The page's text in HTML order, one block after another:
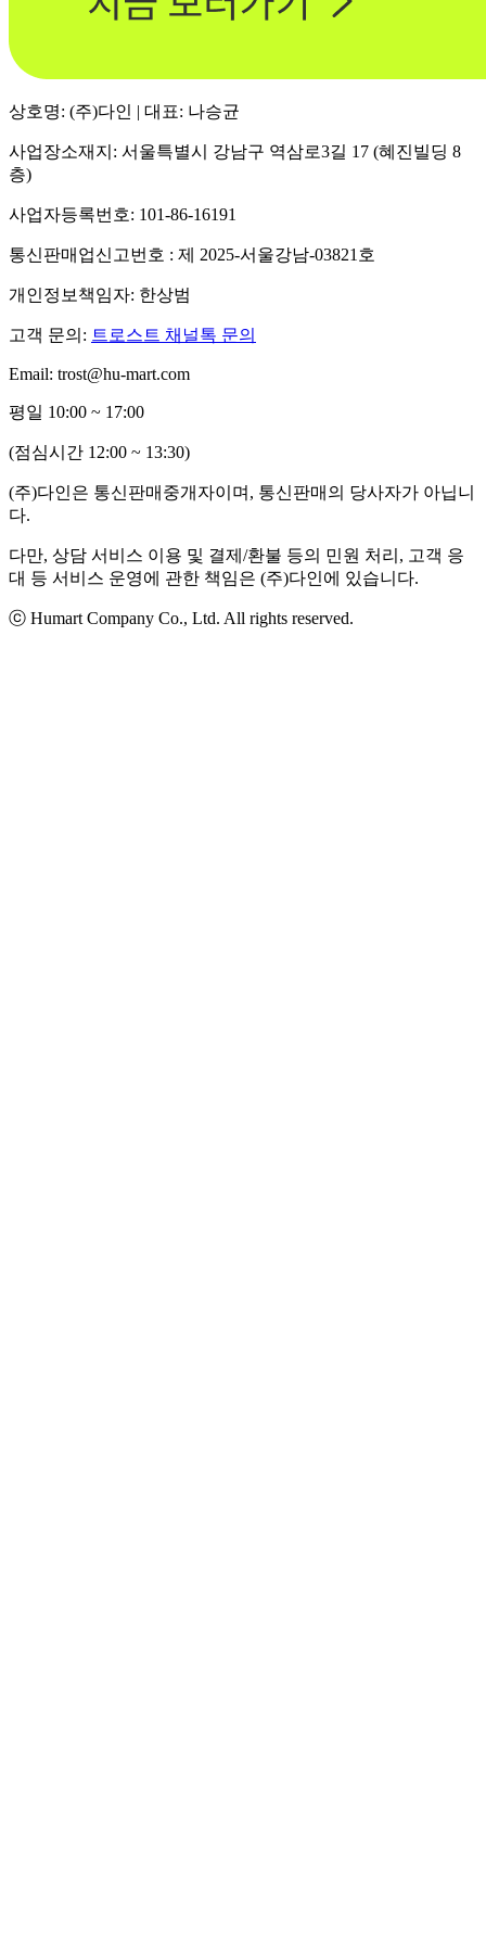
상호명: (주)다인 | 대표: 나승균
사업장소재지: 서울특별시 강남구 역삼로3길 17 (혜진빌딩 8
층)
사업자등록번호: 101-86-16191
통신판매업신고번호 : 제 2025-서울강남-03821호
개인정보책임자: 한상범
고객 문의: 트로스트 채널톡 문의
Email: trost@hu-mart.com
평일 10:00 ~ 17:00
(점심시간 12:00 ~ 13:30)
(주)다인은 통신판매중개자이며, 통신판매의 당사자가 아닙니
다.
다만, 상담 서비스 이용 및 결제/환불 등의 민원 처리, 고객 응
대 등 서비스 운영에 관한 책임은 (주)다인에 있습니다.
ⓒ Humart Company Co., Ltd. All rights reserved.